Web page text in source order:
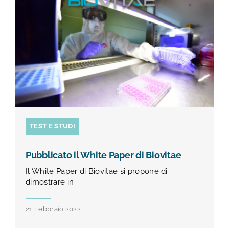
TEST E STUDI
Pubblicato il White Paper di Biovitae
Il White Paper di Biovitae si propone di
dimostrare in
21 Febbraio 2022